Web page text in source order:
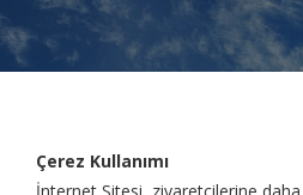
Ana Sayfa Çerez Kullanımı
Çerez Kullanımı